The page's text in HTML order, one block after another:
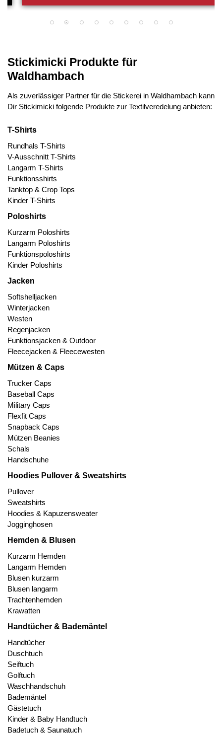
Stickimicki Produkte für
Waldhambach
Als zuverlässiger Partner für die Stickerei in Waldhambach kann
Dir Stickimicki folgende Produkte zur Textilveredelung anbieten:
T-Shirts
Rundhals T-Shirts
V-Ausschnitt T-Shirts
Langarm T-Shirts
Funktionsshirts
Tanktop & Crop Tops
Kinder T-Shirts
Poloshirts
Kurzarm Poloshirts
Langarm Poloshirts
Funktionspoloshirts
Kinder Poloshirts
Jacken
Softshelljacken
Winterjacken
Westen
Regenjacken
Funktionsjacken & Outdoor
Fleecejacken & Fleecewesten
Mützen & Caps
Trucker Caps
Baseball Caps
Military Caps
Flexfit Caps
Snapback Caps
Mützen Beanies
Schals
Handschuhe
Hoodies Pullover & Sweatshirts
Pullover
Sweatshirts
Hoodies & Kapuzensweater
Jogginghosen
Hemden & Blusen
Kurzarm Hemden
Langarm Hemden
Blusen kurzarm
Blusen langarm
Trachtenhemden
Krawatten
Handtücher & Bademäntel
Handtücher
Duschtuch
Seiftuch
Golftuch
Waschhandschuh
Bademäntel
Gästetuch
Kinder & Baby Handtuch
Badetuch & Saunatuch